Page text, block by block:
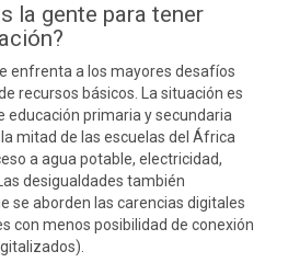
la gente para tener
enfrenta a los mayores desafíos
recursos básicos. La situación es
educación primaria y secundaria
mitad de las escuelas del África
a agua potable, electricidad,
desigualdades también
se aborden las carencias digitales
con menos posibilidad de conexión